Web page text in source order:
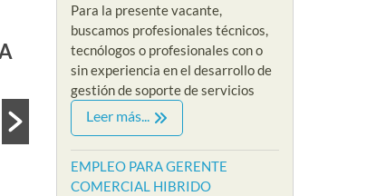
DE SOPORTE REMOTO
DE SOPORTE REMOTO Iniciamos nuevo proceso de
personal para suplir vacante de empleo...
Para la presente vacante,
buscamos profesionales técnicos,
tecnólogos o profesionales con o
sin experiencia en el desarrollo de
gestión de soporte de servicios
Leer más...
EMPLEO PARA GERENTE
COMERCIAL HIBRIDO